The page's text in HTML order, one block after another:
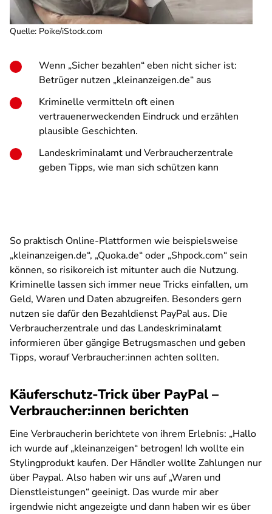
Quelle: Poike/iStock.com
Wenn „Sicher bezahlen“ eben nicht sicher ist:
Betrüger nutzen „kleinanzeigen.de“ aus
Kriminelle vermitteln oft einen
vertrauenerweckenden Eindruck und erzählen
plausible Geschichten.
Landeskriminalamt und Verbraucherzentrale
geben Tipps, wie man sich schützen kann
So praktisch Online-Plattformen wie beispielsweise
„kleinanzeigen.de“, „Quoka.de“ oder „Shpock.com“ sein
können, so risikoreich ist mitunter auch die Nutzung.
Kriminelle lassen sich immer neue Tricks einfallen, um
Geld, Waren und Daten abzugreifen. Besonders gern
nutzen sie dafür den Bezahldienst PayPal aus. Die
Verbraucherzentrale und das Landeskriminalamt
informieren über gängige Betrugsmaschen und geben
Tipps, worauf Verbraucher:innen achten sollten.
Käuferschutz-Trick über PayPal –
Verbraucher:innen berichten
Eine Verbraucherin berichtete von ihrem Erlebnis: „Hallo
ich wurde auf „kleinanzeigen“ betrogen! Ich wollte ein
Stylingprodukt kaufen. Der Händler wollte Zahlungen nur
über Paypal. Also haben wir uns auf „Waren und
Dienstleistungen“ geeinigt. Das wurde mir aber
irgendwie nicht angezeigte und dann haben wir es über